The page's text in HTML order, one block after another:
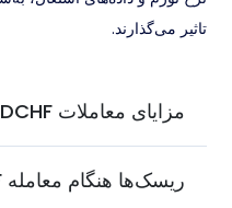
تاثیر می‌گذارند.
مزایای معاملات USDCHF چیست؟
ریسک‌ها هنگام معامله USDCHF چیست؟